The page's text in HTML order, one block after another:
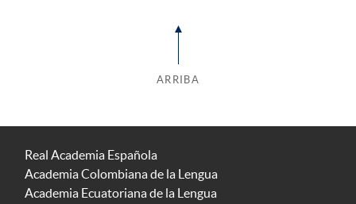
ARRIBA
Real Academia Española
Academia Colombiana de la Lengua
Academia Ecuatoriana de la Lengua